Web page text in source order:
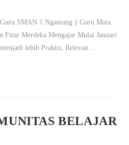
SMAN 1 Ngantang || Guru Mata
Fitur Merdeka Mengajar Mulai Januari
lebih Praktis, Relevan…
BELAJAR